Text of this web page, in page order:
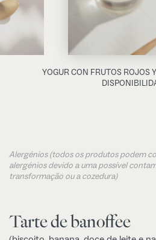
YOGUR CON FRUTOS ROJOS
Alergénios (todos os produtos podem
alergénios devido a uma possível
transformação ou a cozedura)
Tarte de banoffee